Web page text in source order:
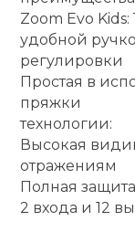
Zoom Evo
удобной
регулировки
Простая в
пряжки
технологии:
Высокая
отражениям
Полная
2 входа и 12